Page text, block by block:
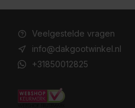
Veelgestelde vragen
info@dakgootwinkel.nl
+31850012825